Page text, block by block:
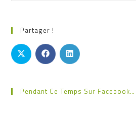
Partager !
Pendant Ce Temps Sur Facebook…